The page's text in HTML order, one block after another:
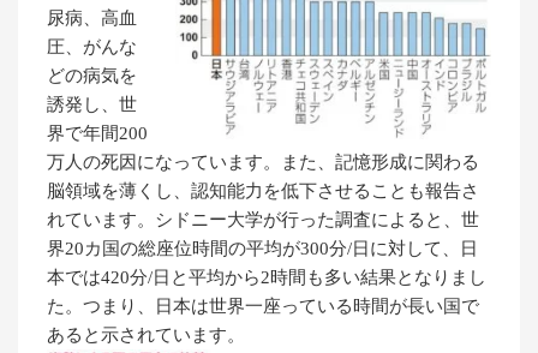
尿病、高血
圧、がんな
どの病気を
誘発し、世
界で年間200
万人の死因になっています。また、記憶形成に関わる
脳領域を薄くし、認知能力を低下させることも報告さ
れています。シドニー大学が行った調査によると、世
界20カ国の総座位時間の平均が300分/日に対して、日
本では420分/日と平均から2時間も多い結果となりまし
た。つまり、日本は世界一座っている時間が長い国で
あると示されています。